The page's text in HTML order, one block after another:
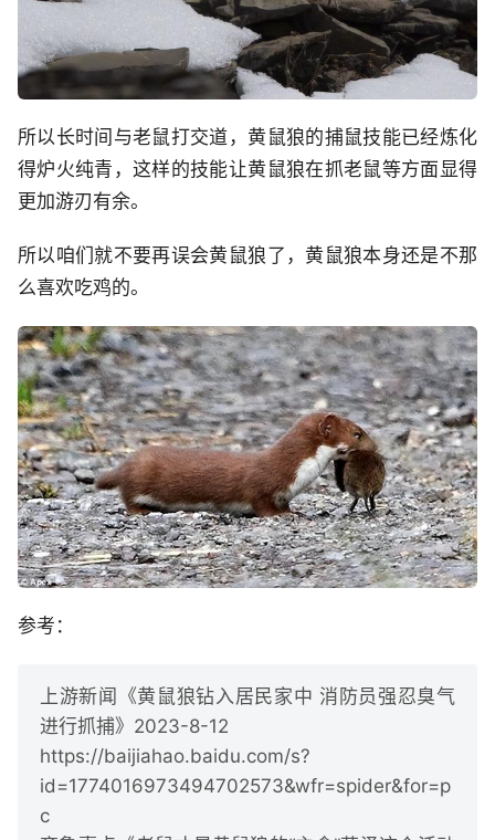
所以长时间与老鼠打交道，黄鼠狼的捕鼠技能已经炼化
得炉火纯青，这样的技能让黄鼠狼在抓老鼠等方面显得
更加游刃有余。
所以咱们就不要再误会黄鼠狼了，黄鼠狼本身还是不那
么喜欢吃鸡的。
参考：
上游新闻《黄鼠狼钻入居民家中 消防员强忍臭气
进行抓捕》2023-8-12
https://baijiahao.baidu.com/s?
id=1774016973494702573&wfr=spider&for=p
c